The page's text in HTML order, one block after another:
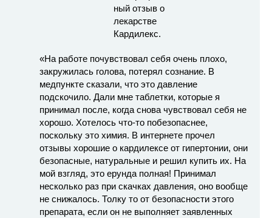
«На работе почувствовал себя очень плохо,
закружилась голова, потерял сознание. В
медпункте сказали, что это давление
подскочило. Дали мне таблетки, которые я
принимал после, когда снова чувствовал себя не
хорошо. Хотелось что-то побезопаснее,
поскольку это химия. В интернете прочел
отзывы хорошие о кардилексе от гипертонии, они
безопасные, натуральные и решил купить их. На
мой взгляд, это ерунда полная! Принимал
несколько раз при скачках давления, оно вообще
не снижалось. Толку то от безопасности этого
препарата, если он не выполняет заявленных